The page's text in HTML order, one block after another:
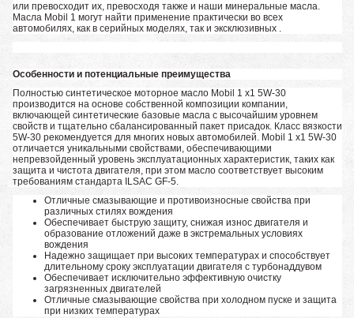
или превосходит их, превосходя также и наши минеральные масла.
Масла Mobil 1 могут найти применение практически во всех
автомобилях, как в серийных моделях, так и эксклюзивных .
Особенности и потенциальные преимущества
Полностью синтетическое моторное масло Mobil 1 x1 5W-30
производится на основе собственной композиции компании,
включающей синтетические базовые масла с высочайшим уровнем
свойств и тщательно сбалансированный пакет присадок. Класс вязкости
5W-30 рекомендуется для многих новых автомобилей. Mobil 1 x1 5W-30
отличается уникальными свойствами, обеспечивающими
непревзойденный уровень эксплуатационных характеристик, таких как
защита и чистота двигателя, при этом масло соответствует высоким
требованиям стандарта ILSAC GF-5.
Отличные смазывающие и противоизносные свойства при
различных стилях вождения
Обеспечивает быструю защиту, снижая износ двигателя и
образование отложений даже в экстремальных условиях
вождения
Надежно защищает при высоких температурах и способствует
длительному сроку эксплуатации двигателя с турбонаддувом
Обеспечивает исключительно эффективную очистку
загрязненных двигателей
Отличные смазывающие свойства при холодном пуске и защита
при низких температурах